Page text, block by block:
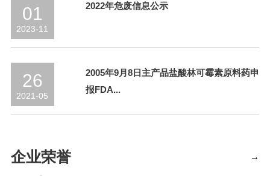
01
2023-11
2022年危废信息公示
26
2021-05
2005年9月8日主产品盐酸林可霉素原料药申
报FDA...
企业荣誉 →